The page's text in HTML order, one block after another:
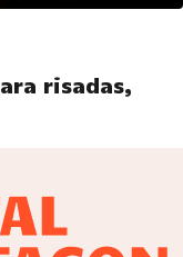
risadas,